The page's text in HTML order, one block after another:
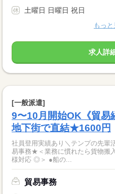
土曜日 日曜日 祝日
もっと
求人詳
[一般派遣]
9〜10月開始OK《貿易
地下街で直結★1600円
社員登用実績あり＼テンプの先輩
易事務★＜業務に慣れたら貨物搬
様対応 ◎＞ ●船の...
貿易事務